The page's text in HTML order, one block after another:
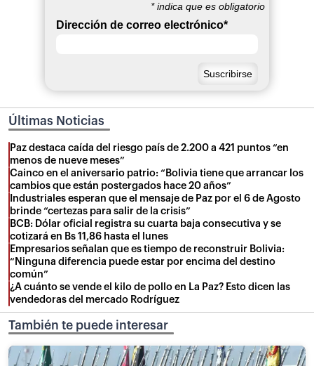
*indica que es obligatorio
Dirección de correo electrónico*
Últimas Noticias
Paz destaca caída del riesgo país de 2.200 a 421 puntos “en
menos de nueve meses”
Cainco en el aniversario patrio: “Bolivia tiene que arrancar los
cambios que están postergados hace 20 años”
Industriales esperan que el mensaje de Paz por el 6 de Agosto
brinde “certezas para salir de la crisis”
BCB: Dólar oficial registra su cuarta baja consecutiva y se
cotizará en Bs 11,86 hasta el lunes
Empresarios señalan que es tiempo de reconstruir Bolivia:
“Ninguna diferencia puede estar por encima del destino
común”
¿A cuánto se vende el kilo de pollo en La Paz? Esto dicen las
vendedoras del mercado Rodríguez
También te puede interesar